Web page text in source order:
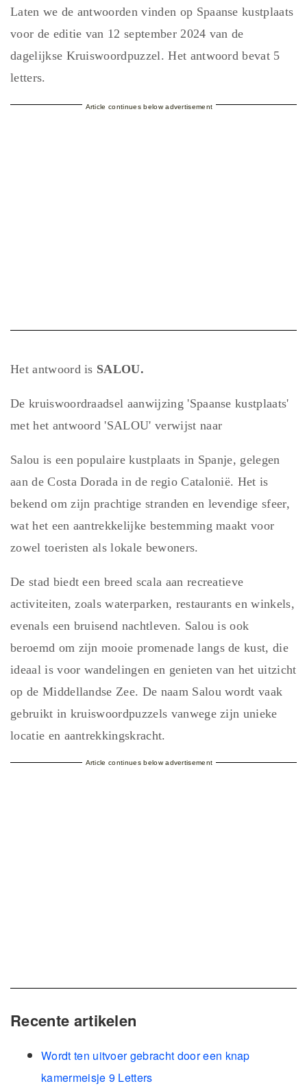
Laten we de antwoorden vinden op Spaanse kustplaats
voor de editie van 12 september 2024 van de
dagelijkse Kruiswoordpuzzel. Het antwoord bevat 5
letters.
Article continues below advertisement
Het antwoord is SALOU.
De kruiswoordraadsel aanwijzing 'Spaanse kustplaats'
met het antwoord 'SALOU' verwijst naar
Salou is een populaire kustplaats in Spanje, gelegen
aan de Costa Dorada in de regio Catalonië. Het is
bekend om zijn prachtige stranden en levendige sfeer,
wat het een aantrekkelijke bestemming maakt voor
zowel toeristen als lokale bewoners.
De stad biedt een breed scala aan recreatieve
activiteiten, zoals waterparken, restaurants en winkels,
evenals een bruisend nachtleven. Salou is ook
beroemd om zijn mooie promenade langs de kust, die
ideaal is voor wandelingen en genieten van het uitzicht
op de Middellandse Zee. De naam Salou wordt vaak
gebruikt in kruiswoordpuzzels vanwege zijn unieke
locatie en aantrekkingskracht.
Article continues below advertisement
Recente artikelen
Wordt ten uitvoer gebracht door een knap
kamermeisje 9 Letters